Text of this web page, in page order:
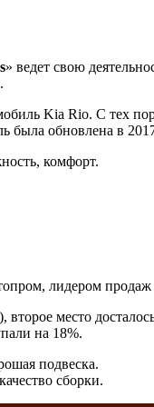
» ведет свою
Kia Rio. С тех
обновлена в
комфорт.
лидером продаж
место
на 18%.
подвеска.
сборки.